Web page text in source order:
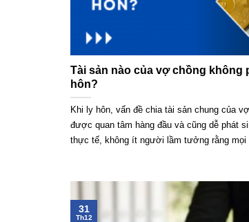
Tài sản nào của vợ chồng không
hôn?
Khi ly hôn, vấn đề chia tài sản chung của
được quan tâm hàng đầu và cũng dễ phát
thực tế, không ít người lầm tưởng rằng mọi
31
Th12